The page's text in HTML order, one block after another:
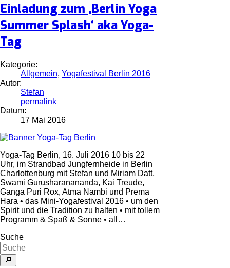
Einladung zum ‚Berlin Yoga
Summer Splash‘ aka Yoga-
Tag
Kategorie:
Allgemein, Yogafestival Berlin 2016
Autor:
Stefan
permalink
Datum:
17 Mai 2016
Yoga-Tag Berlin, 16. Juli 2016 10 bis 22
Uhr, im Strandbad Jungfernheide in Berlin
Charlottenburg mit Stefan und Miriam Datt,
Swami Gurusharanananda, Kai Treude,
Ganga Puri Rox, Atma Nambi und Prema
Hara • das Mini-Yogafestival 2016 • um den
Spirit und die Tradition zu halten • mit tollem
Programm & Spaß & Sonne • all…
Suche